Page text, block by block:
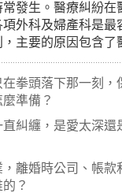
發生。醫療糾紛在
外科及婦產科是最
主要的原因包含了
、醫療處置疏失、
顧失當、醫療費用
進步，但醫生與病患
向訴訟流程，我們
醫療糾紛時究竟該怎
糾紛相關的內容其
例…
拳頭落下那一刻，
準備？
糾纏，是愛太深還
離婚時公司、帳款
？